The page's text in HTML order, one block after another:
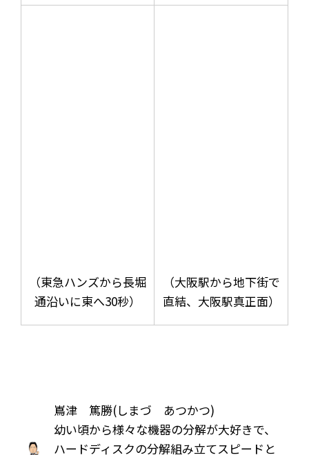
（東急ハンズから長堀
通沿いに東へ30秒）
（大阪駅から地下街で
直結、大阪駅真正面）
嶌津 篤勝(しまづ あつかつ)
幼い頃から様々な機器の分解が大好きで、
ハードディスクの分解組み立てスピードと